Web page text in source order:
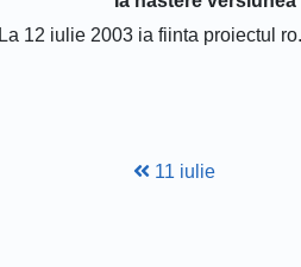
La 12 iulie 2003 ia fiinta proiectul
11 iulie